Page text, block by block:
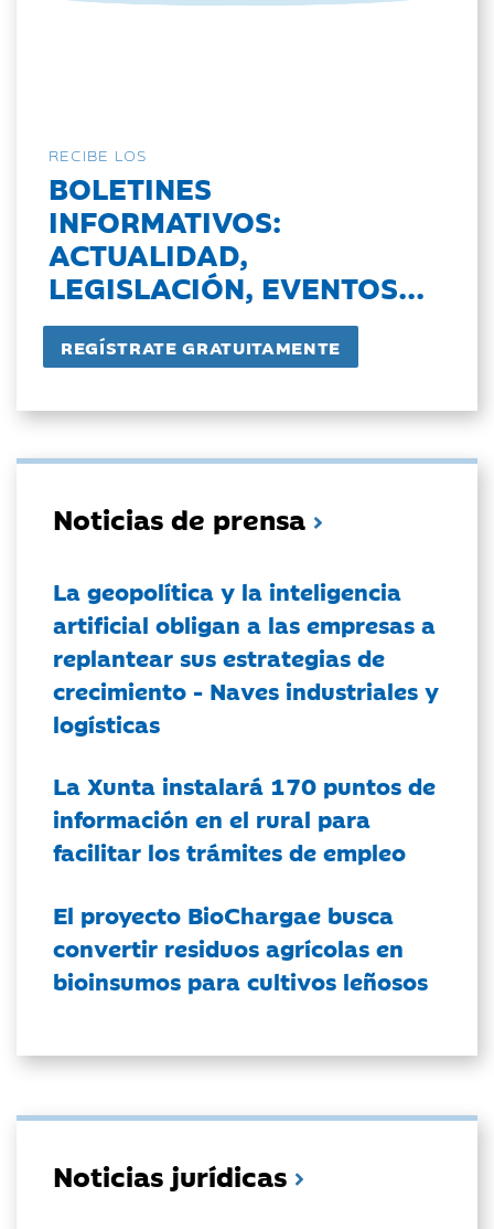
RECIBE LOS
BOLETINES
INFORMATIVOS:
ACTUALIDAD,
LEGISLACIÓN, EVENTOS...
Noticias de prensa
La geopolítica y la inteligencia
artificial obligan a las empresas a
replantear sus estrategias de
crecimiento - Naves industriales y
logísticas
La Xunta instalará 170 puntos de
información en el rural para
facilitar los trámites de empleo
El proyecto BioChargae busca
convertir residuos agrícolas en
bioinsumos para cultivos leñosos
Noticias jurídicas